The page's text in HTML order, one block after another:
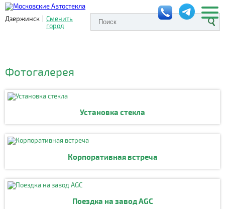
Дзержинск | Сменить
город
Фотогалерея
Установка стекла
Корпоративная встреча
Поездка на завод AGC